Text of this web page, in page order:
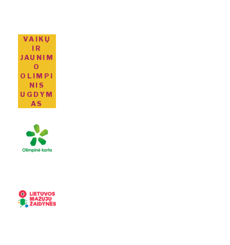
VAIKŲ
IR
JAUNIM
O
OLIMPI
NIS
UGDYM
AS